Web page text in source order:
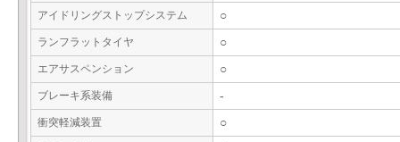
アイドリングストップシステム ○
ランフラットタイヤ ○
エアサスペンション ○
ブレーキ系装備 -
衝突軽減装置 ○